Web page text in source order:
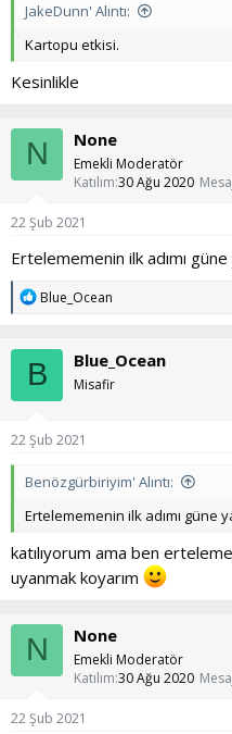
JakeDunn' Alıntı:
Kartopu etkisi.
Kesinlikle
N None
Emekli Moderatör
Katılım 30 Ağu 2020
22 Şub 2021
Ertelememenin ilk adımı
T
p
k
i
l
e
Blue_Ocean
B Blue_Ocean
Misafir
22 Şub 2021
Benözgürbiriyim' Alıntı:
Ertelememenin ilk adımı güne
katılıyorum ama ben
uyanmak koyarım
N None
Emekli Moderatör
Katılım 30 Ağu 2020
22 Şub 2021